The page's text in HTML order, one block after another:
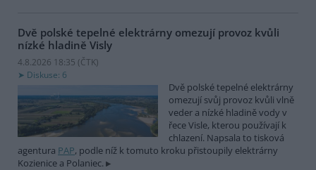
Dvě polské tepelné elektrárny omezují provoz kvůli
nízké hladině Visly
4.8.2026 18:35 (ČTK)
Diskuse: 6
Dvě polské tepelné elektrárny
omezují svůj provoz kvůli vlně
veder a nízké hladině vody v
řece Visle, kterou používají k
chlazení. Napsala to tisková
agentura PAP, podle níž k tomuto kroku přistoupily elektrárny
Kozienice a Polaniec.